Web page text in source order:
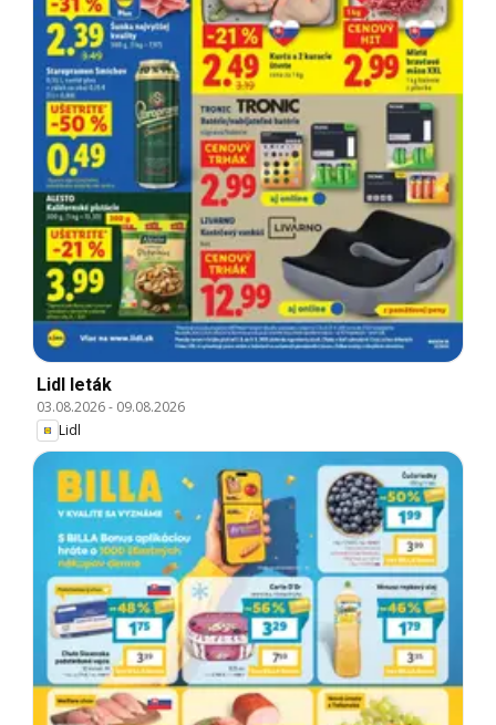
Lidl leták
03.08.2026- 09.08.2026
Lidl